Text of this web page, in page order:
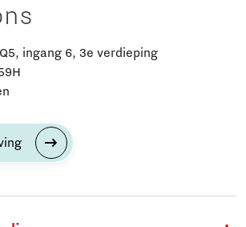
ingang 6, 3e verdieping